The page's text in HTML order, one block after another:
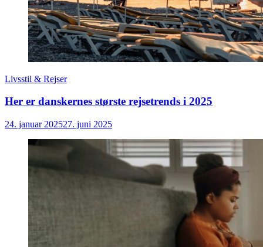
Livsstil & Rejser
Her er danskernes største rejsetrends i 2025
24. januar 202527. juni 2025